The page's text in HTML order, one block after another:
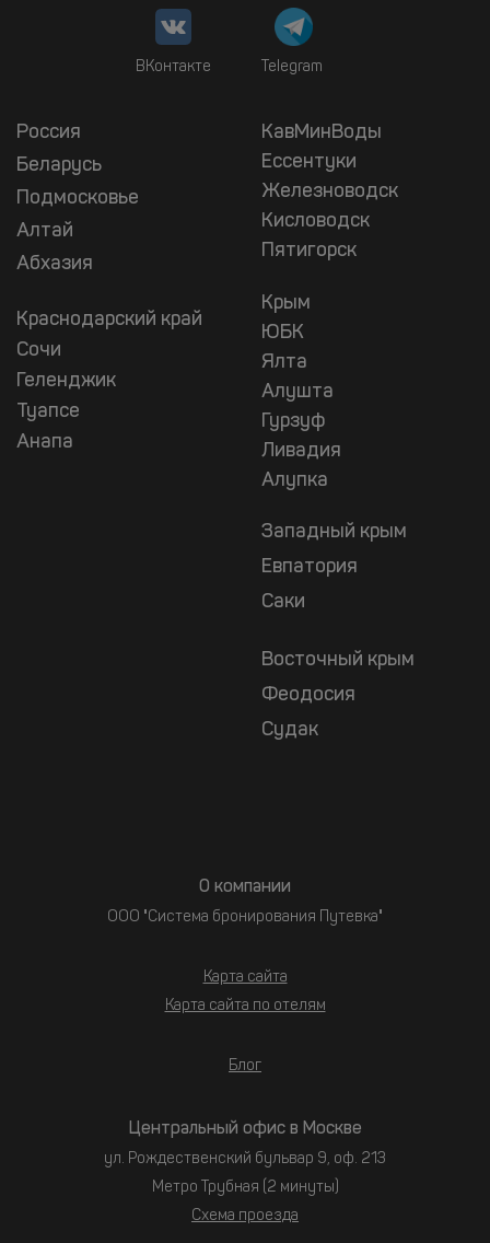
ВКонтакте Telegram
Россия
Беларусь
Подмосковье
Алтай
Абхазия
Краснодарский край
Сочи
Геленджик
Туапсе
Анапа
КавМинВоды
Ессентуки
Железноводск
Кисловодск
Пятигорск
Крым
ЮБК
Ялта
Алушта
Гурзуф
Ливадия
Алупка
Западный крым
Евпатория
Саки
Восточный крым
Феодосия
Судак
О компании
ООО "Система бронирования Путевка"
Карта сайта
Карта сайта по отелям
Блог
Центральный офис в Москве
ул. Рождественский бульвар 9, оф. 213
Метро Трубная (2 минуты)
Схема проезда